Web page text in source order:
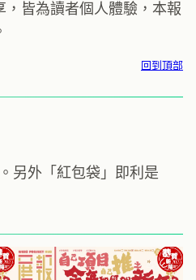
，皆為讀者個人體驗，本報
回到頂部
另外「紅包袋」即利是